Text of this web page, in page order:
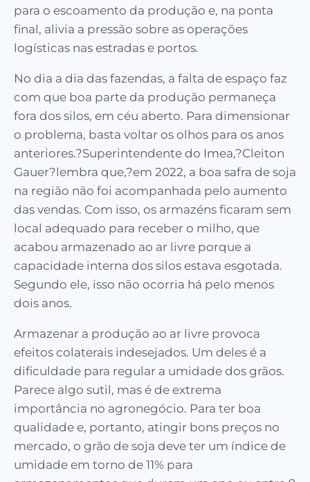
para o escoamento da produção e, na ponta
final, alivia a pressão sobre as operações
logísticas nas estradas e portos.
No dia a dia das fazendas, a falta de espaço faz
com que boa parte da produção permaneça
fora dos silos, em céu aberto. Para dimensionar
o problema, basta voltar os olhos para os anos
anteriores.?Superintendente do Imea,?Cleiton
Gauer?lembra que,?em 2022, a boa safra de soja
na região não foi acompanhada pelo aumento
das vendas. Com isso, os armazéns ficaram sem
local adequado para receber o milho, que
acabou armazenado ao ar livre porque a
capacidade interna dos silos estava esgotada.
Segundo ele, isso não ocorria há pelo menos
dois anos.
Armazenar a produção ao ar livre provoca
efeitos colaterais indesejados. Um deles é a
dificuldade para regular a umidade dos grãos.
Parece algo sutil, mas é de extrema
importância no agronegócio. Para ter boa
qualidade e, portanto, atingir bons preços no
mercado, o grão de soja deve ter um índice de
umidade em torno de 11% para